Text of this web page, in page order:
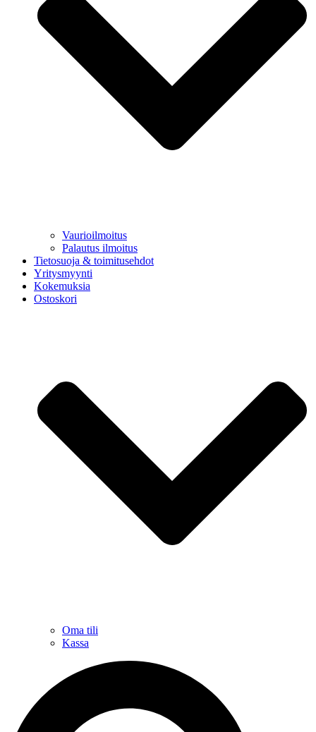
Vaurioilmoitus
Palautus ilmoitus
Tietosuoja & toimitusehdot
Yritysmyynti
Kokemuksia
Ostoskori
Oma tili
Kassa